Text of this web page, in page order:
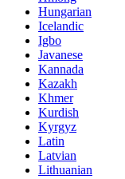
Hungarian
Icelandic
Igbo
Javanese
Kannada
Kazakh
Khmer
Kurdish
Kyrgyz
Latin
Latvian
Lithuanian